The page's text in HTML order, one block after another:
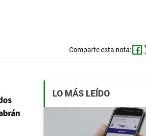
Comparte esta nota:
LO MÁS LEÍDO